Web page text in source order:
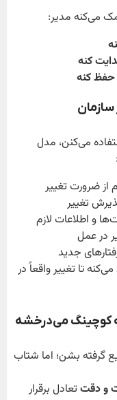
می‌کنه مدیر:
کنه
حفظ کنه
می‌کنن، مدل
از ضرورت تغییر
تغییر
و اطلاعات لازم
در عمل
جدید
تا تغییر واقعاً در
کوچینگ می‌درخشه
گرفته بشن؛ اما شتاب
و دقت تعادل برقرار